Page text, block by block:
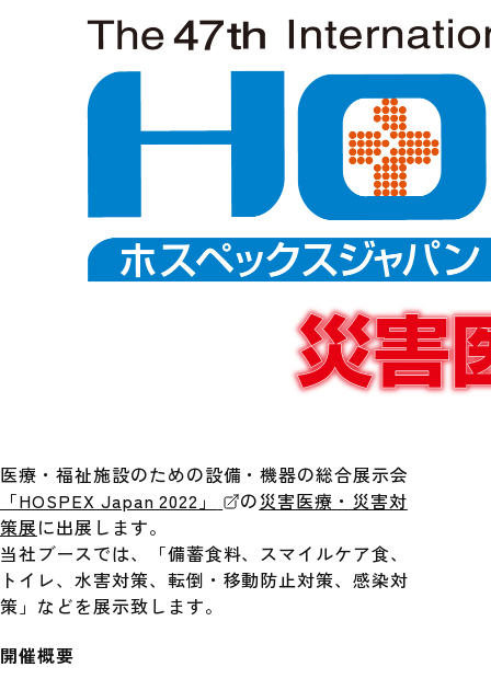
医療・福祉施設のための設備・機器の総合展示会
「HOSPEX Japan 2022」
の災害医療・災害対
策展に出展します。
当社ブースでは、「備蓄食料、スマイルケア食、
トイレ、水害対策、転倒・移動防止対策、感染対
策」などを展示致します。
開催概要